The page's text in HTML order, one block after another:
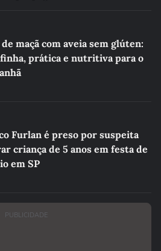
de maçã com aveia sem glúten:
prática e nutritiva para o
Furlan é preso por suspeita
criança de 5 anos em festa de
em SP
PUBLICIDADE